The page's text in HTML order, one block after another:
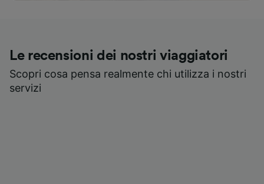
Le recensioni dei nostri viaggiatori
Scopri cosa pensa realmente chi utilizza i nostri
servizi